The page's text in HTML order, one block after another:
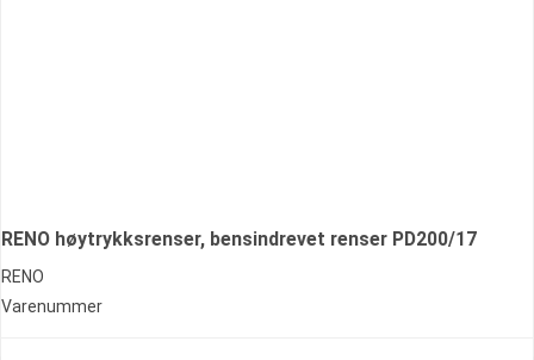
RENO høytrykksrenser, bensindrevet renser PD200/17
RENO
Varenummer